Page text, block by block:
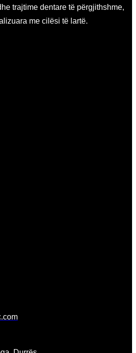
trajtime dentare të përgjithshme,
me cilësi të lartë.